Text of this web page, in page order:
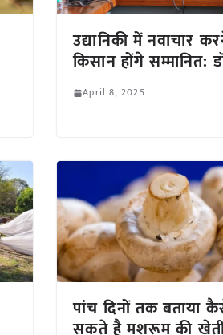
उद्यानिकी में नवाचार
किसान होंगे सम्मानित:
April 8, 2025
पांच दिनों तक बताया